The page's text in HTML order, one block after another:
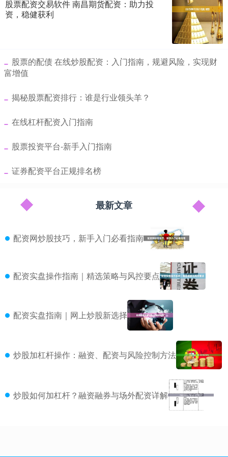
股票配资交易软件 南昌期货配资：助力投
资，稳健获利
​股票的配债 在线炒股配资：入门指南，规避风险，实现财
富增值
​揭秘股票配资排行：谁是行业领头羊？
​在线杠杆配资入门指南
​股票投资平台-新手入门指南
​证券配资平台正规排名榜
最新文章
配资网炒股技巧，新手入门必看指南
配资实盘操作指南｜精选策略与风控要点
配资实盘指南｜网上炒股新选择
炒股加杠杆操作：融资、配资与风险控制方法
炒股如何加杠杆？融资融券与场外配资详解